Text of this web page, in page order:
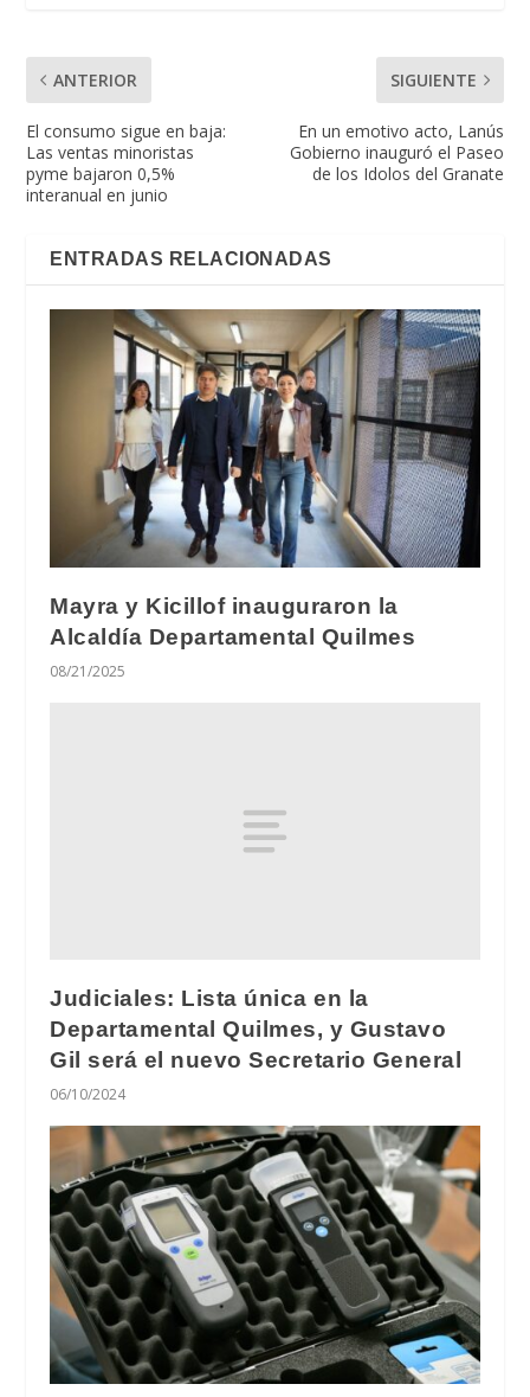
ANTERIOR
El consumo sigue en baja:
Las ventas minoristas
pyme bajaron 0,5%
interanual en junio
SIGUIENTE
En un emotivo acto, Lanús
Gobierno inauguró el Paseo
de los Idolos del Granate
ENTRADAS RELACIONADAS
Mayra y Kicillof inauguraron la
Alcaldía Departamental Quilmes
08/21/2025
Judiciales: Lista única en la
Departamental Quilmes, y Gustavo
Gil será el nuevo Secretario General
06/10/2024